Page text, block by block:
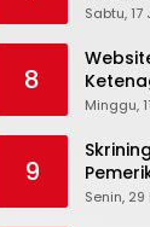
Cara
JKN-
Sabtu,
8
Minggu,
9
Daftar
Senin, 29